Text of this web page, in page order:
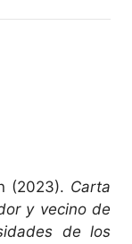
(2023). Carta
y vecino de
de los